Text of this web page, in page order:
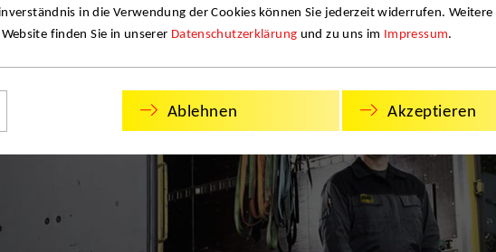
in die Verwendung der Cookies können Sie jederzeit widerrufen. Weitere
finden Sie in unserer Datenschutzerklärung und zu uns im Impressum.
Ablehnen Akzeptieren